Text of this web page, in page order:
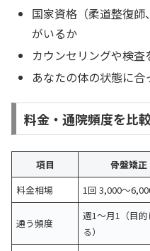
国家資格（柔道整復
がいるか
カウンセリングや検
あなたの体の状態に
料金・通院頻度を比
項目 骨盤矯正
料金相場
1回 3,000〜
通う頻度
週1〜月1（目的
る）